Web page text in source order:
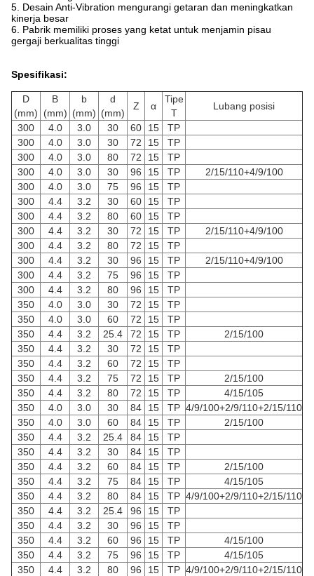
5. Desain Anti-Vibration mengurangi getaran dan meningkatkan
kinerja besar
6. Pabrik memiliki proses yang ketat untuk menjamin pisau
gergaji berkualitas tinggi
Spesifikasi:
D
(mm)
B
(mm)
b
(mm)
d
(mm)
Z α
Tipe
T
Lubang posisi
300
4.0 3.0 30 60 15
TP
300
4.0 3.0 30 72 15
TP
300
4.0 3.0 80 72 15
TP
300
4.0 3.0 30 96 15 TP
2/15/110+4/9/100
300
4.0 3.0 75 96 15
TP
300
4.4 3.2 30 60 15
TP
300
4.4 3.2 80 60 15
TP
300
4.4 3.2 30 72 15 TP
2/15/110+4/9/100
300
4.4 3.2 80 72 15
TP
300
4.4 3.2 30 96 15 TP
2/15/110+4/9/100
300
4.4 3.2 75 96 15
TP
300
4.4 3.2 80 96 15
TP
350
4.0 3.0 30 72 15
TP
350
4.0 3.0 60 72 15
TP
350
4.4 3.2 25.4 72 15 TP
2/15/100
350
4.4 3.2 30 72 15
TP
350
4.4 3.2 60 72 15
TP
350
4.4 3.2 75 72 15 TP
2/15/100
350
4.4 3.2 80 72 15 TP
4/15/105
350
4.0 3.0 30 84 15 TP 4/9/100+2/9/110+2/15/110
350
4.0 3.0 60 84 15 TP
2/15/100
350
4.4 3.2 25.4 84 15
TP
350
4.4 3.2 30 84 15
TP
350
4.4 3.2 60 84 15 TP
2/15/100
350
4.4 3.2 75 84 15 TP
4/15/105
350
4.4 3.2 80 84 15 TP 4/9/100+2/9/110+2/15/110
350
4.4 3.2 25.4 96 15
TP
350
4.4 3.2 30 96 15
TP
350
4.4 3.2 60 96 15 TP
4/15/100
350
4.4 3.2 75 96 15 TP
4/15/105
350
4.4 3.2 80 96 15 TP 4/9/100+2/9/110+2/15/110